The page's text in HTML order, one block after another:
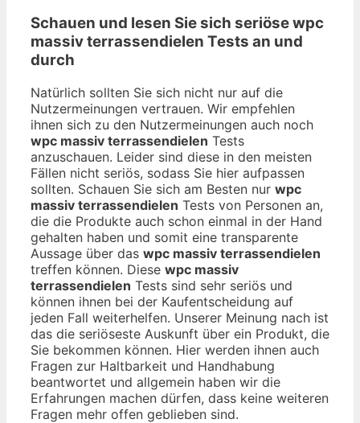
Schauen und lesen Sie sich seriösewpc
massiv terrassendielen Tests an und
durch
Natürlich sollten Sie sich nicht nur auf die
Nutzermeinungen vertrauen. Wir empfehlen
ihnen sich zu den Nutzermeinungen auch noch
wpc massiv terrassendielen Tests
anzuschauen. Leider sind diese in den meisten
Fällen nicht seriös, sodass Sie hier aufpassen
sollten. Schauen Sie sich am Besten nur wpc
massiv terrassendielen Tests von Personen an,
die die Produkte auch schon einmal in der Hand
gehalten haben und somit eine transparente
Aussage über das wpc massiv terrassendielen
treffen können. Diese wpc massiv
terrassendielen Tests sind sehr seriös und
können ihnen bei der Kaufentscheidung auf
jeden Fall weiterhelfen. Unserer Meinung nach ist
das die seriöseste Auskunft über ein Produkt, die
Sie bekommen können. Hier werden ihnen auch
Fragen zur Haltbarkeit und Handhabung
beantwortet und allgemein haben wir die
Erfahrungen machen dürfen, dass keine weiteren
Fragen mehr offen geblieben sind.